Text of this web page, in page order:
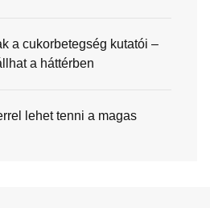
a cukorbetegség kutatói –
a háttérben
lehet tenni a magas